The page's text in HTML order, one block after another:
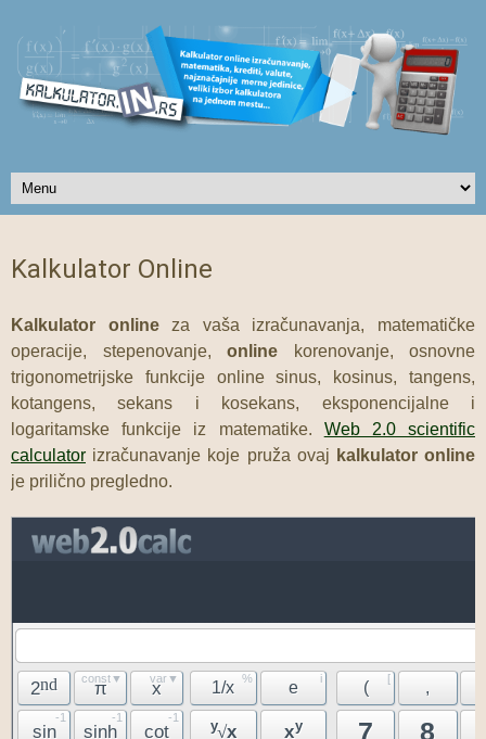
Kalkulator Online
Kalkulator onlineza vaša izračunavanja, matematičke
operacije, stepenovanje, online korenovanje, osnovne
trigonometrijske funkcije online sinus, kosinus, tangens,
kotangens, sekans i kosekans, eksponencijalne i
logaritamske funkcije iz matematike. Web 2.0 scientific
calculator izračunavanje koje pruža ovaj kalkulator online
je prilično pregledno.